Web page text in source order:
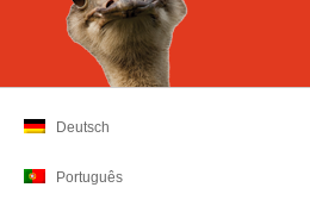
Deutsch
Português